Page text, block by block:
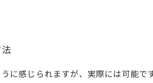
に感じられますが、実際には可能で